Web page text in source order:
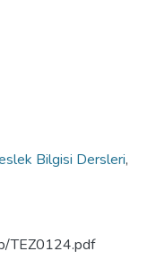
Bilgisi Dersleri,
TEZ0124.pdf